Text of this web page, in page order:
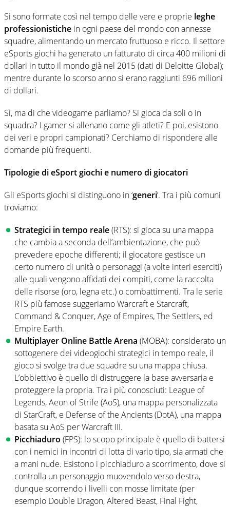
Si sono formate così nel tempo delle vere e proprie leghe
professionistiche in ogni paese del mondo con annesse
squadre, alimentando un mercato fruttuoso e ricco. Il settore
eSports giochi ha generato un fatturato di circa 400 milioni di
dollari in tutto il mondo già nel 2015 (dati di Deloitte Global);
mentre durante lo scorso anno si erano raggiunti 696 milioni
di dollari.
Sì, ma di che videogame parliamo? Si gioca da soli o in
squadra? I gamer si allenano come gli atleti? E poi, esistono
dei veri e propri campionati? Cerchiamo di rispondere alle
domande più frequenti.
Tipologie di eSport giochi e numero di giocatori
Gli eSports giochi si distinguono in ‘generi’. Tra i più comuni
troviamo:
Strategici in tempo reale(RTS): si gioca su una mappa
che cambia a seconda dell’ambientazione, che può
prevedere epoche differenti; il giocatore gestisce un
certo numero di unità o personaggi (a volte interi eserciti)
alle quali vengono affidati dei compiti, come la raccolta
delle risorse (oro, legna etc.) o combattimenti. Tra le serie
RTS più famose suggeriamo Warcraft e Starcraft,
Command & Conquer, Age of Empires, The Settlers, ed
Empire Earth.
Multiplayer Online Battle Arena (MOBA): considerato un
sottogenere dei videogiochi strategici in tempo reale, il
gioco si svolge tra due squadre su una mappa chiusa.
L’obbiettivo è quello di distruggere la base avversaria e
proteggere la propria. Tra i più conosciuti: League of
Legends, Aeon of Strife (AoS), una mappa personalizzata
di StarCraft, e Defense of the Ancients (DotA), una mappa
basata su AoS per Warcraft III.
Picchiaduro (FPS): lo scopo principale è quello di battersi
con i nemici in incontri di lotta di vario tipo, sia armati che
a mani nude. Esistono i picchiaduro a scorrimento, dove si
controlla un personaggio muovendolo verso destra,
dunque scorrendo i livelli con mosse limitate (per
esempio Double Dragon, Altered Beast, Final Fight,